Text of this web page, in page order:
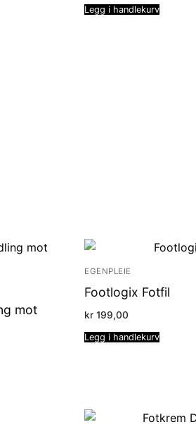
Legg i handlekurv
mot
EGENPLEIE
Footlogix Fotfil
kr 199,00
Legg i handlekurv